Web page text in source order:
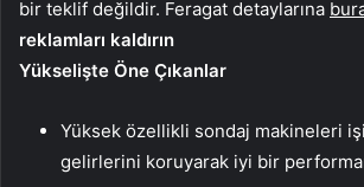
bir teklif değildir. Feragat detaylarına
reklamları kaldırın
Yükselişte Öne Çıkanlar
Yüksek özellikli sondaj makineleri
gelirlerini koruyarak iyi bir